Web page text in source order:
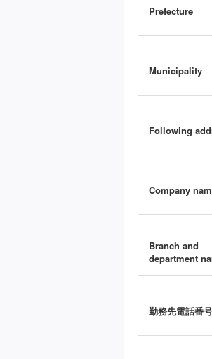
Prefecture
Municipality
Following
Company
Branch and
department
勤務先電話番号